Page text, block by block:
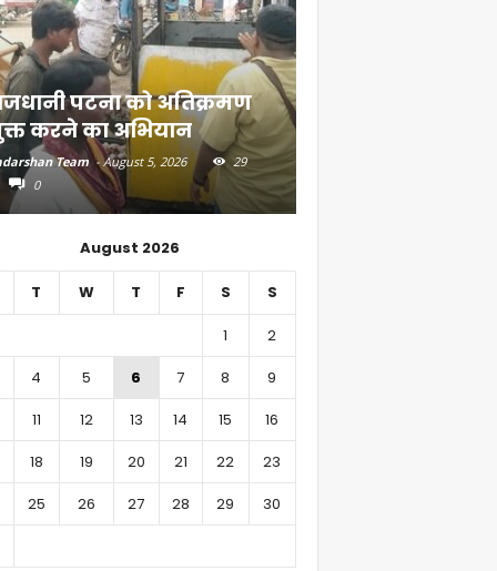
पटना को अतिक्रमण
करने का अभियान
Team - August 5, 2026
29
0
August 2026
T W T F S S
1
2
4 5 6 7 8
9
11 12 13 14 15
16
18 19 20 21 22
23
25 26 27 28 29
30